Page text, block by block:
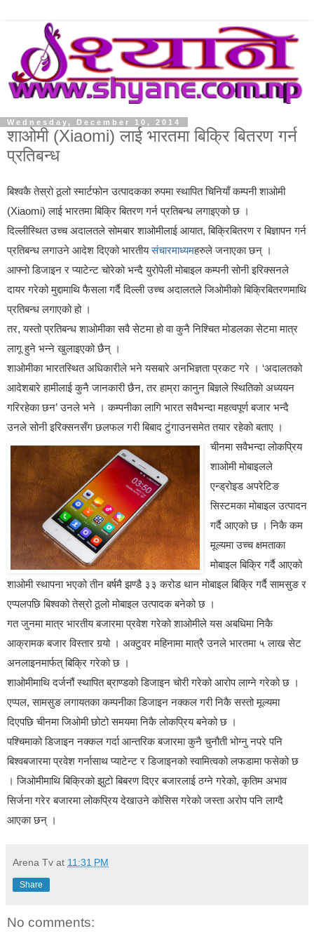
Wednesday, December 10, 2014
शाओमी (Xiaomi) लाई भारतमा बिक्रि बितरण गर्न
प्रतिबन्ध
बिश्वकै तेस्रो ठूलो स्मार्टफोन उत्पादकका रुपमा स्थापित चिनियाँ कम्पनी शाओमी
(Xiaomi) लाई भारतमा बिक्रि बितरण गर्न प्रतिबन्ध लगाइएको छ ।
दिल्लीस्थित उच्च अदालतले सोमबार शाओमीलाई आयात, बिक्रिबितरण र बिज्ञापन गर्न
प्रतिबन्ध लगाउने आदेश दिएको भारतीयसंचारमाध्यमहरुले जनाएका छन् ।
आफ्नो डिजाइन र प्याटेन्ट चोरेको भन्दै युरोपेली मोबाइल कम्पनी सोनी इरिक्सनले
दायर गरेको मुद्दामाथि फैसला गर्दै दिल्ली उच्च अदालतले जिओमीको बिक्रिबितरणमाथि
प्रतिबन्ध लगाएको हो ।
तर, यस्तो प्रतिबन्ध शाओमीका सवै सेटमा हो वा कुनै निश्चित मोडलका सेटमा मात्र
लागू हुने भन्ने खुलाइएको छैन् ।
शाओमीका भारतस्थित अधिकारीले भने यसबारे अनभिज्ञता प्रकट गरे । ‘अदालतको
आदेशबारे हामीलाई कुनै जानकारी छैन, तर हाम्रा कानुन बिज्ञले स्थितिको अध्ययन
गरिरहेका छन’ उनले भने । कम्पनीका लागि भारत सवैभन्दा महत्वपूर्ण बजार भन्दै
उनले सोनी इरिक्सनसँग छलफल गरी बिबाद टुंगाउनसमेत तयार रहेको बताए ।
चीनमा सवैभन्दा लोकप्रिय
शाओमी मोबाइलले
एन्ड्रोइड अपरेटिङ
सिस्टमका मोबाइल उत्पादन
गर्दै आएको छ । निकै कम
मूल्यमा उच्च क्षमताका
मोबाइल बिक्रि गर्दै आएको
शाओमी स्थापना भएको तीन बर्षमै झण्डै ३३ करोड थान मोबाइल बिक्रि गर्दै सामसुङ र
एप्पलपछि बिश्वको तेस्रो ठूलो मोबाइल उत्पादक बनेको छ ।
गत जुनमा मात्र भारतीय बजारमा प्रवेश गरेको शाओमीले यस अबधिमा निकै
आक्रामक बजार विस्तार गर्‍यो । अक्टुवर महिनामा मात्रै उनले भारतमा ५ लाख सेट
अनलाइनमार्फत् बिक्रि गरेको छ ।
शाओमीमाथि दर्जनौं स्थापित ब्राण्डको डिजाइन चोरी गरेको आरोप लाग्ने गरेको छ ।
एप्पल, सामसुङ लगायतका कम्पनीका डिजाइन नक्कल गरी निकै सस्तो मूल्यमा
दिएपछि चीनमा जिओमी छोटो समयमा निकै लोकपि्रय बनेको छ ।
पश्चिमाको डिजाइन नक्कल गर्दा आन्तरिक बजारमा कुनै चुनौती भोग्नु नपरे पनि
बिश्वबजारमा प्रवेश गर्नासाथ प्याटेन्ट र डिजाइनको स्वामित्वको लफडामा फसेको छ
। जिओमीमाथि बिक्रिको झुटो बिबरण दिएर बजारलाई ठग्ने गरेको, कृतिम अभाव
सिर्जना गरेर बजारमा लोकपि्रय देखाउने कोसिस गरेको जस्ता अरोप पनि लाग्दै
आएका छन् ।
Arena Tv at 11:31 PM
Share
No comments: